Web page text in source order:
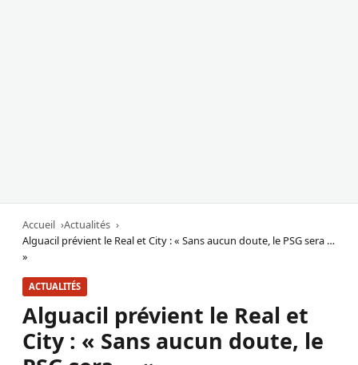
Accueil
Actualités
Alguacil prévient le Real et City : « Sans aucun doute, le PSG sera …
»
ACTUALITÉS
Alguacil prévient le Real et
City : « Sans aucun doute, le